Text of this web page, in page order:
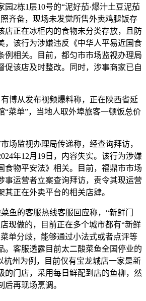
2栋1层10号的“泥好茄·爆汁土豆泥茄
齐备，现场未发觉所售外卖鸡腿饭存
店正在冰柜内的食物未分类存放，且防
，该行为涉嫌违反《中华人平易近国食
例相关。目前，都匀市市场监视办理局
促该店及时整改。同时，涉事商家已自
从发布视频爆料称，正在陕西省延
“菜单”，当地人取外埠旅客一顿饭总价
监视办理局传递称，经查询拜访，
年12月19日，内容失实。该行为涉嫌
食物平安法》相关。目前，福鼎市市场
事运营者立案查询拜访，责令其现运营
其正在外卖平台的相关店肆。
的客服热线客服回应称，“新鲜门
现做的，目前正在多个城市都有“新鲜
单分歧，能够通过小法式或者点评等
。客服透露目前太二酸菜鱼全国停业的
杭州为例，目前仅有宝龙城店一家是新
的门店，采用每日鲜配到店的鱼柳，然
后再现场烹调。